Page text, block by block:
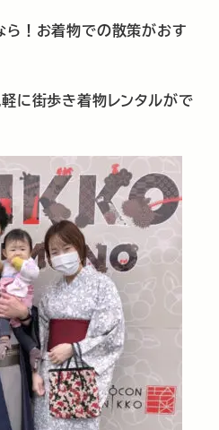
！お着物での散策がおす
に街歩き着物レンタルがで